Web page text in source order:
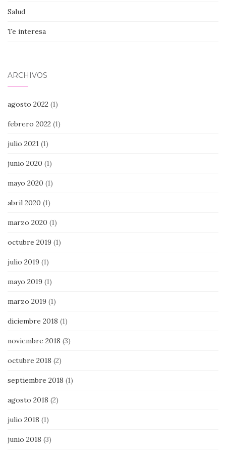
Salud
Te interesa
ARCHIVOS
agosto 2022 (1)
febrero 2022 (1)
julio 2021 (1)
junio 2020 (1)
mayo 2020 (1)
abril 2020 (1)
marzo 2020 (1)
octubre 2019 (1)
julio 2019 (1)
mayo 2019 (1)
marzo 2019 (1)
diciembre 2018 (1)
noviembre 2018 (3)
octubre 2018 (2)
septiembre 2018 (1)
agosto 2018 (2)
julio 2018 (1)
junio 2018 (3)